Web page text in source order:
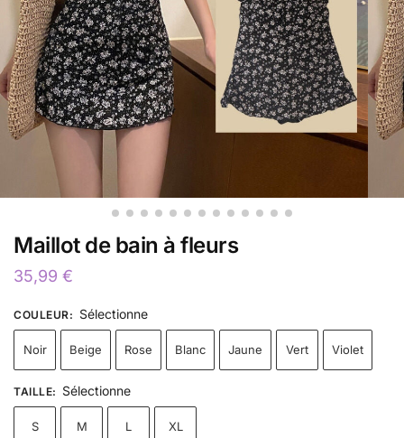
Maillot de bain à fleurs
35,99 €
COULEUR: Sélectionne
Noir Beige Rose Blanc Jaune Vert Violet
TAILLE: Sélectionne
S M L XL